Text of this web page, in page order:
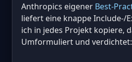
Anthropics eigener Best-
liefert eine knappe Include-/
ich in jedes Projekt kopiere,
Umformuliert und verdichtet: